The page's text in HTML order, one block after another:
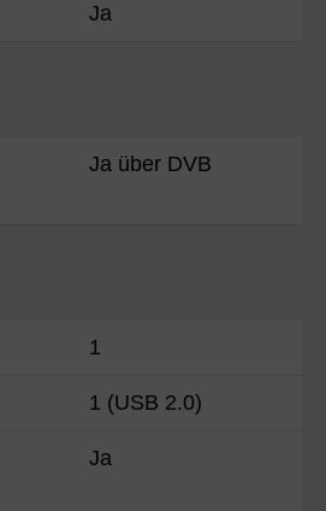
Ja
Ja über DVB
1
1 (USB 2.0)
Ja